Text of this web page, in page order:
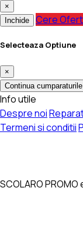
×
Inchide
Cere
Selecteaza Optiune
×
Continua cumparaturile
Info utile
Despre noi
Termeni si conditii
SCOLARO